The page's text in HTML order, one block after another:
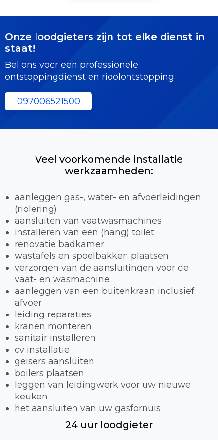
Onze loodgieters zijn tot elke dienst in
staat!
Bel ons voor een professionele
ontstoppingdienst en rioolontstopping
097006521500
Veel voorkomende installatie
werkzaamheden:
aanleggen gas-, water- en afvoerleidingen
(riolering)
aansluiten van vaatwasmachines
installeren van een (hang) toilet
renovatie badkamer
wastafels en spoelbakken plaatsen
verzorgen van de aansluitingen voor de
vaat- en wasmachine
aanleggen van een buitenkraan inclusief
afvoer
leiding reparaties
kranen monteren
sanitair installeren
cv installatie
geisers aansluiten
boilers plaatsen
leggen van leidingwerk voor uw nieuwe
keuken
het aansluiten van uw gasfornuis
24 uur loodgieter